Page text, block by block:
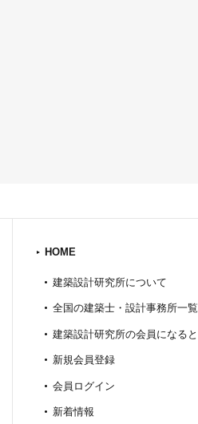
HOME
建築設計研究所について
全国の建築士・設計事務所一覧
建築設計研究所の会員になると
新規会員登録
会員ログイン
新着情報